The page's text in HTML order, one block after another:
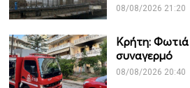
08/08/2026 21:20
Κρήτη:
συναγερμό
08/08/2026 20:40